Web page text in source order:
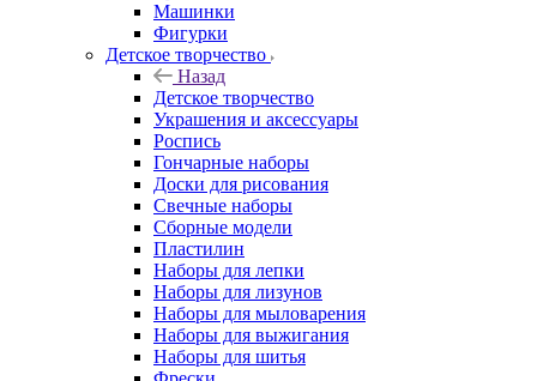
Машинки
Фигурки
Детское творчество
Назад
Детское творчество
Украшения и аксессуары
Роспись
Гончарные наборы
Доски для рисования
Свечные наборы
Сборные модели
Пластилин
Наборы для лепки
Наборы для лизунов
Наборы для мыловарения
Наборы для выжигания
Наборы для шитья